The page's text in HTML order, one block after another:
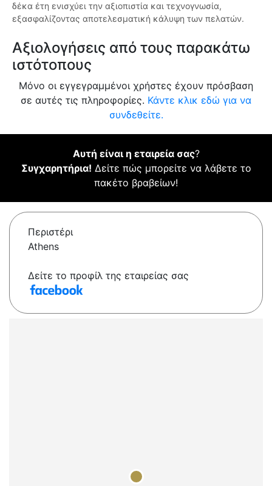
δέκα έτη ενισχύει την αξιοπιστία και τεχνογνωσία,
εξασφαλίζοντας αποτελεσματική κάλυψη των πελατών.
Αξιολογήσεις από τους παρακάτω
ιστότοπους
Μόνο οι εγγεγραμμένοι χρήστες έχουν πρόσβαση
σε αυτές τις πληροφορίες. Κάντε κλικ εδώ για να
συνδεθείτε.
Αυτή είναι η εταιρεία σας?
Συγχαρητήρια! Δείτε πώς μπορείτε να λάβετε το
πακέτο βραβείων!
Περιστέρι
Athens
Δείτε το προφίλ της εταιρείας σας